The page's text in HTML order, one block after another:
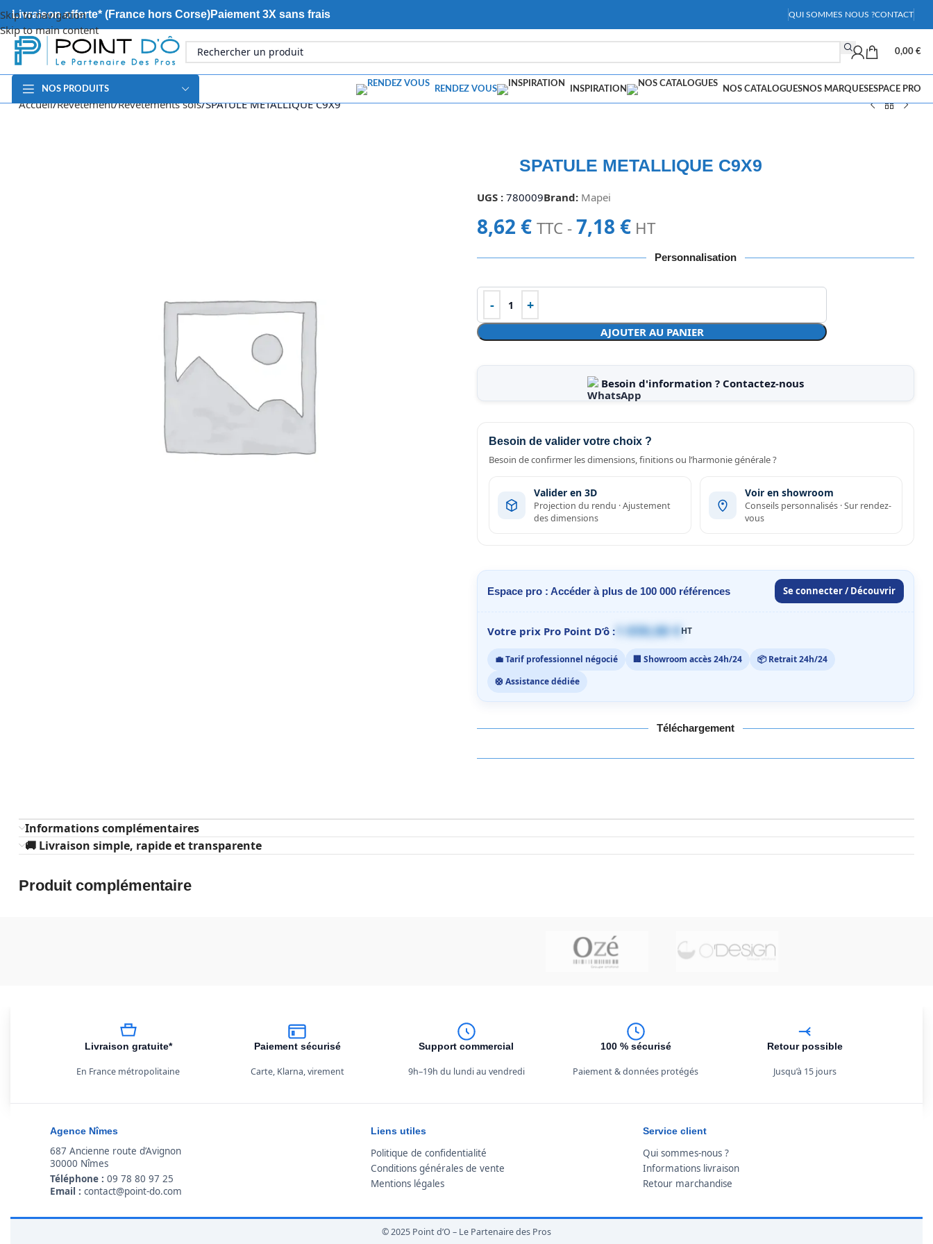
Skip to navigation
Skip to main content
Livraison offerte* (France hors Corse)Paiement 3X sans frais QUI SOMMES NOUS ?CONTACT
0,00 €
NOS PRODUITS RENDEZ VOUS INSPIRATION NOS CATALOGUESNOS MARQUESESPACE PRO
Accueil Revêtement Revêtements sols SPATULE METALLIQUE C9X9
SPATULE METALLIQUE C9X9
UGS : 780009Brand: Mapei
8,62 € TTC -7,18 € HT
Personnalisation
AJOUTER AU PANIER
Besoin d'information ? Contactez-nous
Besoin de valider votre choix ?
Besoin de confirmer les dimensions, finitions ou l’harmonie générale ?
Valider en 3D
Projection du rendu · Ajustement
des dimensions
Voir en showroom
Conseils personnalisés · Sur rendez-
vous
Espace pro : Accéder à plus de 100 000 références Se connecter / Découvrir
Votre prix Pro Point D’ô : 1 059,00 €HT
💼 Tarif professionnel négocié 🏢 Showroom accès 24h/24
📦 Retrait 24h/24
🛟 Assistance dédiée
Téléchargement
Informations complémentaires
🚚 Livraison simple, rapide et transparente
Produit complémentaire
Livraison gratuite*
En France métropolitaine
Paiement sécurisé
Carte, Klarna, virement
Support commercial
9h–19h du lundi au vendredi
100 % sécurisé
Paiement & données protégés
Retour possible
Jusqu’à 15 jours
Agence Nîmes
687 Ancienne route d’Avignon
30000 Nîmes
Téléphone : 09 78 80 97 25
Email : contact@point-do.com
Liens utiles
Politique de confidentialité
Conditions générales de vente
Mentions légales
Service client
Qui sommes-nous ?
Informations livraison
Retour marchandise
© 2025 Point d’O – Le Partenaire des Pros